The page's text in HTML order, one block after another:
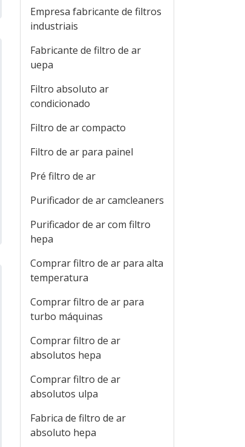
Empresa fabricante de filtros
industriais
Fabricante de filtro de ar
uepa
Filtro absoluto ar
condicionado
Filtro de ar compacto
Filtro de ar para painel
Pré filtro de ar
Purificador de ar camcleaners
Purificador de ar com filtro
hepa
Comprar filtro de ar para alta
temperatura
Comprar filtro de ar para
turbo máquinas
Comprar filtro de ar
absolutos hepa
Comprar filtro de ar
absolutos ulpa
Fabrica de filtro de ar
absoluto hepa